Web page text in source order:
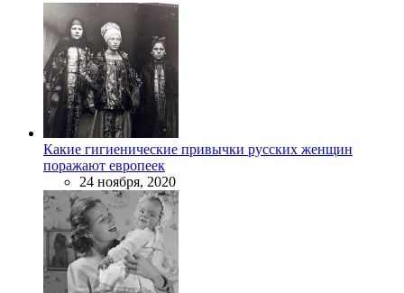
Какие гигиенические привычки русских женщин
поражают европеек
24 ноября, 2020